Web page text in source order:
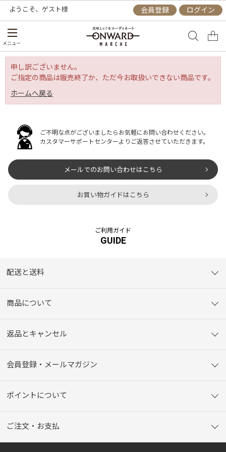
ようこそ、 ゲスト様 会員登録 ログイン
メニュー
申し訳ございません。
ご指定の商品は販売終了か、ただ今お取扱いできない商品です。
ホームへ戻る
ご不明な点がございましたらお気軽にお問い合わせください。
カスタマーサポートセンターよりご返答させていただきます。
メールでのお問い合わせはこちら
お買い物ガイドはこちら
ご利用ガイド
GUIDE
配送と送料
商品について
返品とキャンセル
会員登録・メールマガジン
ポイントについて
ご注文・お支払